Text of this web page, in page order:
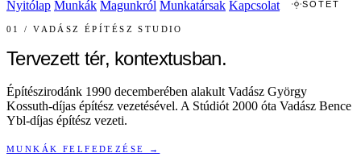
Nyitólap Munkák Magunkról Munkatársak Kapcsolat SÖTÉT
01 / VADÁSZ ÉPÍTÉSZ STUDIO
Tervezett tér, kontextusban.
Építészirodánk 1990 decemberében alakult Vadász György
Kossuth-díjas építész vezetésével. A Stúdiót 2000 óta Vadász Bence
Ybl-díjas építész vezeti.
MUNKÁK FELFEDEZÉSE →